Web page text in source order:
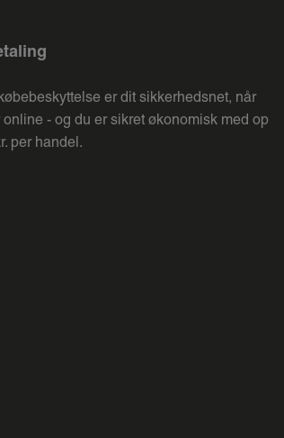
er dit sikkerhedsnet, når
- og du er sikret økonomisk med op
per handel.